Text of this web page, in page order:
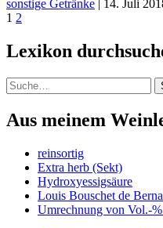
sonstige Getränke
14. Juli
1 2
Lexikon
Suche
Aus meinem
reinsortig
Extra herb (Sekt)
Hydroxyessigsäure
Louis Bouschet de
Umrechnung von Vol.-